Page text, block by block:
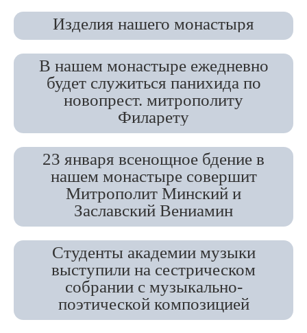
Изделия нашего монастыря
В нашем монастыре ежедневно
будет служиться панихида по
новопрест. митрополиту
Филарету
23 января всенощное бдение в
нашем монастыре совершит
Митрополит Минский и
Заславский Вениамин
Студенты академии музыки
выступили на сестрическом
собрании с музыкально-
поэтической композицией